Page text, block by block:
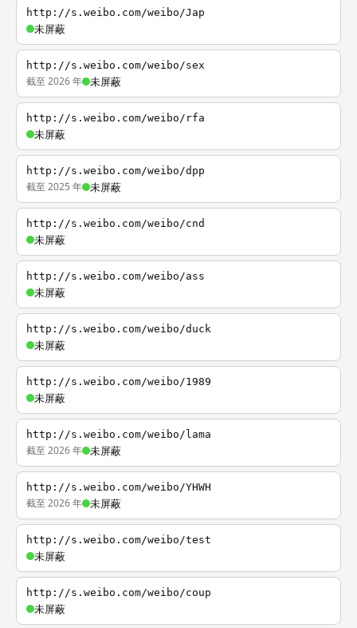
http://s.weibo.com/weibo/Jap
未屏蔽
http://s.weibo.com/weibo/sex
截至 2026 年 未屏蔽
http://s.weibo.com/weibo/rfa
未屏蔽
http://s.weibo.com/weibo/dpp
截至 2025 年 未屏蔽
http://s.weibo.com/weibo/cnd
未屏蔽
http://s.weibo.com/weibo/ass
未屏蔽
http://s.weibo.com/weibo/duck
未屏蔽
http://s.weibo.com/weibo/1989
未屏蔽
http://s.weibo.com/weibo/lama
截至 2026 年 未屏蔽
http://s.weibo.com/weibo/YHWH
截至 2026 年 未屏蔽
http://s.weibo.com/weibo/test
未屏蔽
http://s.weibo.com/weibo/coup
未屏蔽